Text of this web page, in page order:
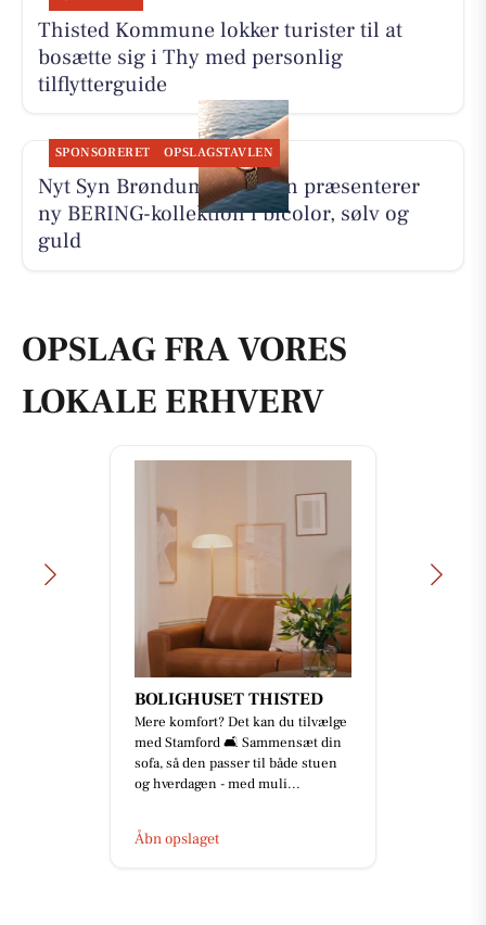
Thisted Kommune lokker turister til at
bosætte sig i Thy med personlig
tilflytterguide
SPONSORERET OPSLAGSTAVLEN
Nyt Syn Brøndum Jeppesen præsenterer
ny BERING-kollektion i bicolor, sølv og
guld
OPSLAG FRA VORES
LOKALE ERHVERV
BOLIGHUSET THISTED
Mere komfort? Det kan du tilvælge
med Stamford 🛋️ Sammensæt din
sofa, så den passer til både stuen
og hverdagen - med muli...
Åbn opslaget